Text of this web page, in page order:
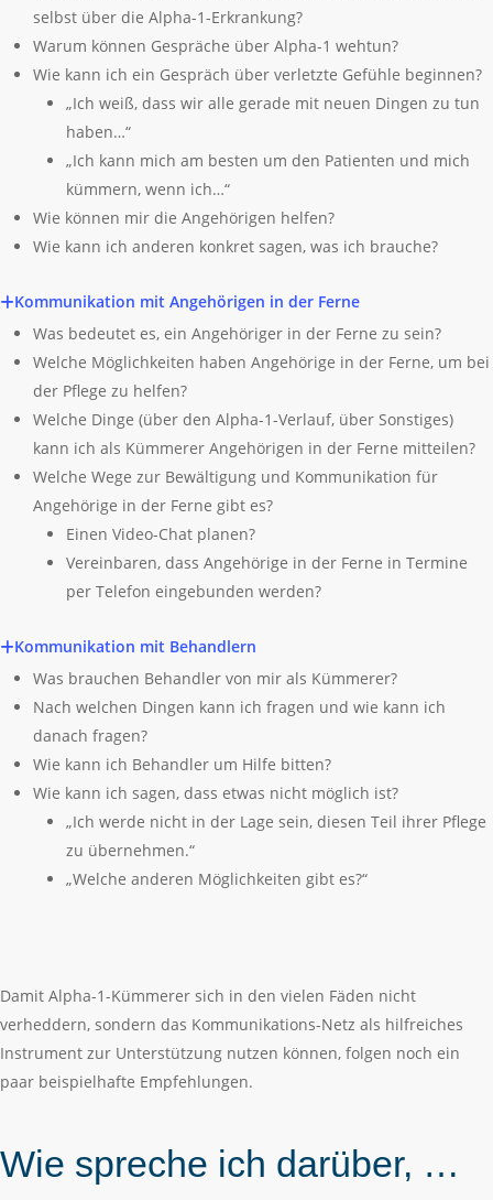
selbst über die Alpha-1-Erkrankung?
Warum können Gespräche über Alpha-1 wehtun?
Wie kann ich ein Gespräch über verletzte Gefühle beginnen?
„Ich weiß, dass wir alle gerade mit neuen Dingen zu tun
haben…“
„Ich kann mich am besten um den Patienten und mich
kümmern, wenn ich…“
Wie können mir die Angehörigen helfen?
Wie kann ich anderen konkret sagen, was ich brauche?
Kommunikation mit Angehörigen in der Ferne
Was bedeutet es, ein Angehöriger in der Ferne zu sein?
Welche Möglichkeiten haben Angehörige in der Ferne, um bei
der Pflege zu helfen?
Welche Dinge (über den Alpha-1-Verlauf, über Sonstiges)
kann ich als Kümmerer Angehörigen in der Ferne mitteilen?
Welche Wege zur Bewältigung und Kommunikation für
Angehörige in der Ferne gibt es?
Einen Video-Chat planen?
Vereinbaren, dass Angehörige in der Ferne in Termine
per Telefon eingebunden werden?
Kommunikation mit Behandlern
Was brauchen Behandler von mir als Kümmerer?
Nach welchen Dingen kann ich fragen und wie kann ich
danach fragen?
Wie kann ich Behandler um Hilfe bitten?
Wie kann ich sagen, dass etwas nicht möglich ist?
„Ich werde nicht in der Lage sein, diesen Teil ihrer Pflege
zu übernehmen.“
„Welche anderen Möglichkeiten gibt es?“
Damit Alpha-1-Kümmerer sich in den vielen Fäden nicht
verheddern, sondern das Kommunikations-Netz als hilfreiches
Instrument zur Unterstützung nutzen können, folgen noch ein
paar beispielhafte Empfehlungen.
Wie spreche ich darüber, …